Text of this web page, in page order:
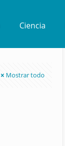
Ciencia
Mostrar todo